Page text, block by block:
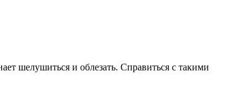
шелушиться и облезать. Справиться с такими